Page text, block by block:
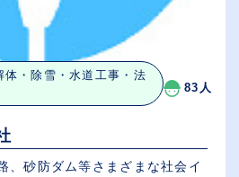
体・除雪・水道工事・法
83人
、砂防ダム等さまざまな社会イ